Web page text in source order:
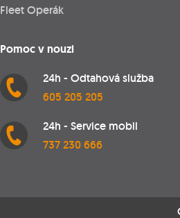
Fleet Operák
Pomoc v nouzi
24h - Odtahová služba
605 205 205
24h - Service mobil
737 230 666